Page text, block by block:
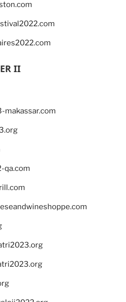
II
makassar.com
qa.com